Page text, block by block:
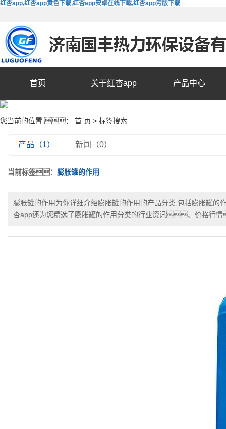
红杏app,红杏app黄色下载,红杏app安卓在线下载,红杏app污版下载
首页 关于红杏app 产品中心
您当前的位置 ： 首 页 > 标签搜索
产品（1） 新闻（0）
当前标签： 膨胀罐的作用
膨胀罐的作用为你详细介绍膨胀罐的作用的产品分类,包括膨胀罐的
杏app还为您精选了 膨胀罐的作用分类的行业资讯、价格行